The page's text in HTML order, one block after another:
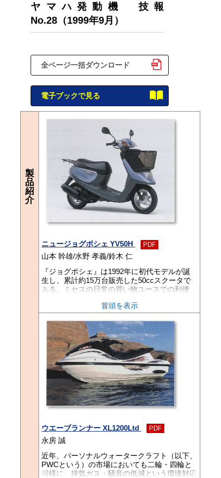
ヤマハ発動機 技報
No.28（1999年9月）
全ページ一括ダウンロード
電子ブックで見る
製
品
紹
介
ニュージョグポシェ YV50H PDF
山本 幹雄/水野 孝義/鈴木 仁
『ジョグポシェ』は1992年に初代モデルが誕
生し、累計約15万台販売した50ccスクータで
ある。ミセスの日常の買い物ユースでの利便
っており、足付き性の良いシートと軽いボデ
ィ、シャッタ付きフロントバスケット、荷物を
積んでも隠れないヘッドライト、滑らかな発進
特性、可愛いカラーリングなどが支持され、特
に30代のヤングミセスに人気モデルとなってい
る。今回のフルモデルチェンジでは上記機能は
そのままに「盗難抑止機能の充実」、「タンク
容量のアップ」、「一層の利便性、足付き性の
向上」の実現、及びヤマハ初の2サイクル50cc
モデルとして「平成10年度国内排出ガス・騒音
規制適合」への対応を図り、この4月より市場
導入したので、その概要をここに紹介する。
冒頭を表示
ウエーブランナー XL1200Ltd PDF
永房 誠
近年、パーソナルウォータークラフト（以下、
PWCという）の市場においても二輪・四輪と
同様に、排気ガス・騒音の低減という環境対応